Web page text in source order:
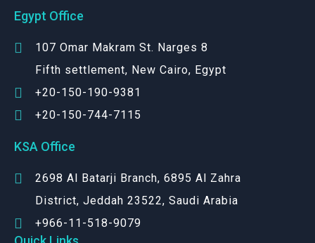
Egypt Office
107 Omar Makram St. Narges 8
Fifth settlement, New Cairo, Egypt
+20-150-190-9381
+20-150-744-7115
KSA Office
2698 Al Batarji Branch, 6895 Al Zahra
District, Jeddah 23522, Saudi Arabia
+966-11-518-9079‬